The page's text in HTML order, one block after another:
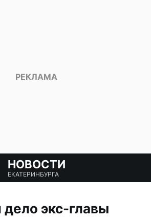
НОВОСТИ
ЕКАТЕРИНБУРГА
дело экс-главы